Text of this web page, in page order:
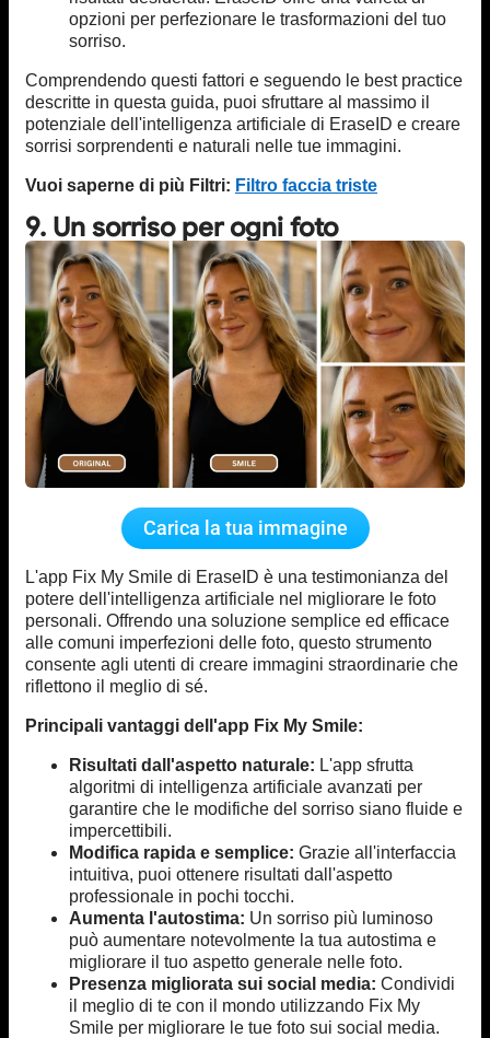
opzioni per perfezionare le trasformazioni del tuo
sorriso.
Comprendendo questi fattori e seguendo le best practice
descritte in questa guida, puoi sfruttare al massimo il
potenziale dell'intelligenza artificiale di EraseID e creare
sorrisi sorprendenti e naturali nelle tue immagini.
Vuoi saperne di più Filtri: Filtro faccia triste
9. Un sorriso per ogni foto
Carica la tua immagine
L'app Fix My Smile di EraseID è una testimonianza del
potere dell'intelligenza artificiale nel migliorare le foto
personali. Offrendo una soluzione semplice ed efficace
alle comuni imperfezioni delle foto, questo strumento
consente agli utenti di creare immagini straordinarie che
riflettono il meglio di sé.
Principali vantaggi dell'app Fix My Smile:
Risultati dall'aspetto naturale: L'app sfrutta
algoritmi di intelligenza artificiale avanzati per
garantire che le modifiche del sorriso siano fluide e
impercettibili.
Modifica rapida e semplice: Grazie all'interfaccia
intuitiva, puoi ottenere risultati dall'aspetto
professionale in pochi tocchi.
Aumenta l'autostima: Un sorriso più luminoso
può aumentare notevolmente la tua autostima e
migliorare il tuo aspetto generale nelle foto.
Presenza migliorata sui social media: Condividi
il meglio di te con il mondo utilizzando Fix My
Smile per migliorare le tue foto sui social media.